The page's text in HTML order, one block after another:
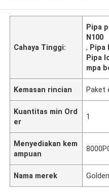
Cahaya Tinggi:
Pipa
N100
, Pipa
Pipa
mpa
Kemasan rincian Paket
Kuantitas min Ord
er
1
Menyediakan kem
ampuan
Nama merek Golden